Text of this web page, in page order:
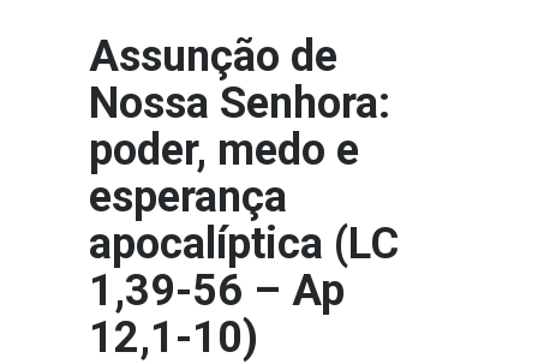
Assunção de
Nossa Senhora:
poder, medo e
esperança
apocalíptica (LC
1,39-56 – Ap
12,1-10)